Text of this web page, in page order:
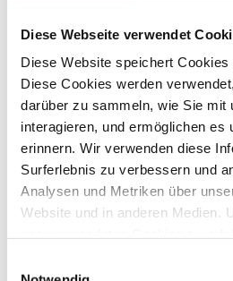
Diese Webseite verwendet
Diese Website speichert
Diese Cookies werden
darüber zu sammeln, wie Sie mit
interagieren, und ermöglichen es
erinnern. Wir verwenden diese
Surferlebnis zu verbessern und
Analysen und Metriken über
Website und in anderen Medien.
Datenschutzerklärung
oder einer mobilen App ein
normalerweise je nach
oder Benutzer im
👉 Merke:
achten, dass die Software
die Arbeitsauslastung eines
erfassen, die Urlaubstage
Echtzeitdaten zu erhalten
automatisierte Berichte zu